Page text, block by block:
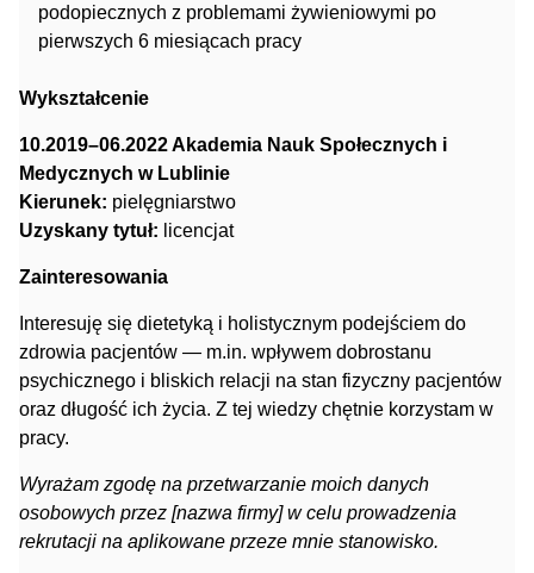
podopiecznych z problemami żywieniowymi po
pierwszych 6 miesiącach pracy
Wykształcenie
10.2019–06.2022 Akademia Nauk Społecznych i
Medycznych w Lublinie
Kierunek: pielęgniarstwo
Uzyskany tytuł: licencjat
Zainteresowania
Interesuję się dietetyką i holistycznym podejściem do
zdrowia pacjentów — m.in. wpływem dobrostanu
psychicznego i bliskich relacji na stan fizyczny pacjentów
oraz długość ich życia. Z tej wiedzy chętnie korzystam w
pracy.
Wyrażam zgodę na przetwarzanie moich danych
osobowych przez [nazwa firmy] w celu prowadzenia
rekrutacji na aplikowane przeze mnie stanowisko.